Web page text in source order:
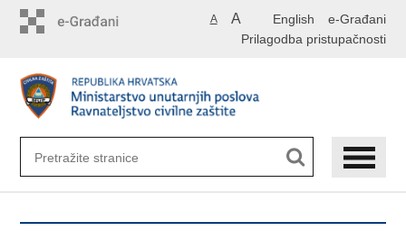
English e-Građani
A A
Prilagodba pristupačnosti